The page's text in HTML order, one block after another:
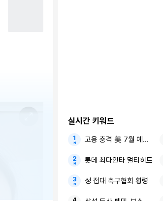
실시간 키워드
고용 충격 美 7월 예상 밖
롯데 최다안타 멀티히트
성 접대 축구협회 횡령